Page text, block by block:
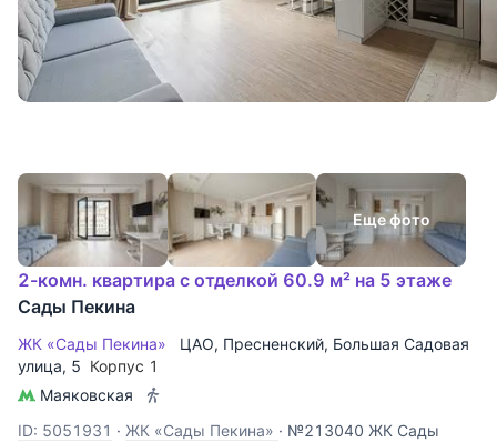
Еще фото
2-комн. квартира с отделкой 60.9 м² на 5 этаже
Сады Пекина
ЖК «Сады Пекина» ЦАО, Пресненский, Большая Садовая
улица, 5 Корпус 1
Маяковская
ID: 5051931 · ЖК «Сады Пекина» · №213040 ЖК Сады